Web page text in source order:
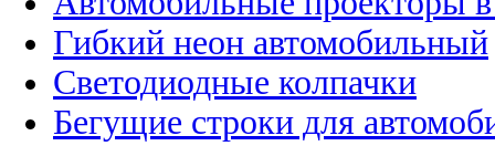
Гибкий неон автомобильный
Светодиодные колпачки
Бегущие строки для